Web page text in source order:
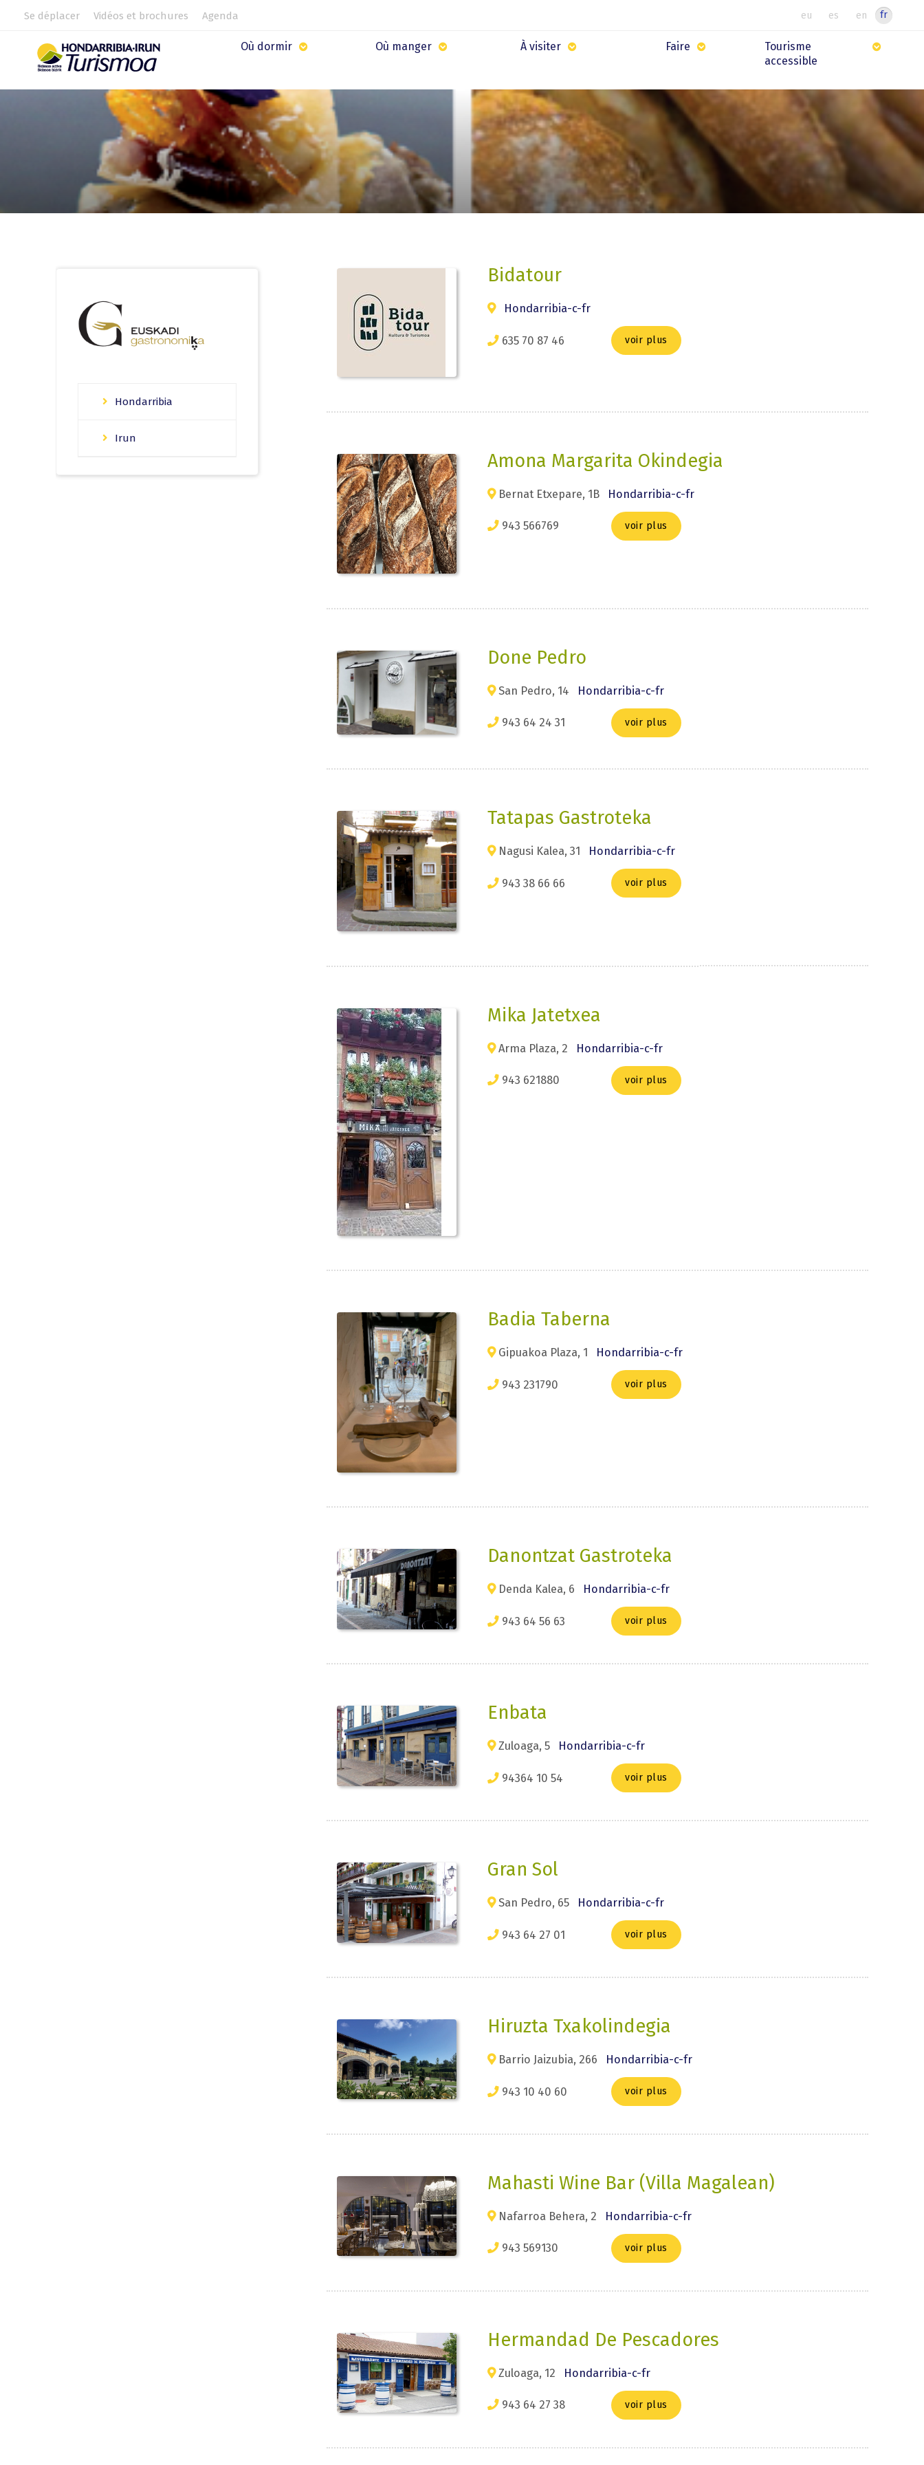
Se déplacer Vidéos et brochures Agenda es
eu fr
en
Où dormir Où manger À visiter Faire
Tourisme
accessible
Hondarribia
Irun
Bidatour
Hondarribia-c-fr
635 70 87 46 voir plus
Amona Margarita Okindegia
Bernat Etxepare, 1B Hondarribia-c-fr
943 566769 voir plus
Done Pedro
San Pedro, 14 Hondarribia-c-fr
943 64 24 31 voir plus
Tatapas Gastroteka
Nagusi Kalea, 31 Hondarribia-c-fr
943 38 66 66 voir plus
Mika Jatetxea
Arma Plaza, 2 Hondarribia-c-fr
943 621880 voir plus
Badia Taberna
Gipuakoa Plaza, 1 Hondarribia-c-fr
943 231790 voir plus
Danontzat Gastroteka
Denda Kalea, 6 Hondarribia-c-fr
943 64 56 63 voir plus
Enbata
Zuloaga, 5 Hondarribia-c-fr
94364 10 54 voir plus
Gran Sol
San Pedro, 65 Hondarribia-c-fr
943 64 27 01 voir plus
Hiruzta Txakolindegia
Barrio Jaizubia, 266 Hondarribia-c-fr
943 10 40 60 voir plus
Mahasti Wine Bar (Villa Magalean)
Nafarroa Behera, 2 Hondarribia-c-fr
943 569130 voir plus
Hermandad De Pescadores
Zuloaga, 12 Hondarribia-c-fr
943 64 27 38 voir plus